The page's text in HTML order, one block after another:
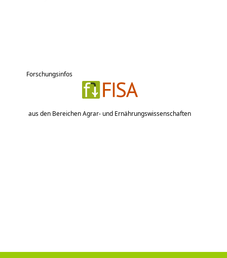
Forschungsinfos
aus den Bereichen Agrar- und Ernährungswissenschaften